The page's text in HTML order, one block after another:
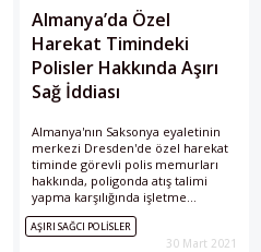
Almanya’da Özel
Harekat Timindeki
Polisler Hakkında Aşırı
Sağ İddiası
Almanya'nın Saksonya eyaletinin
merkezi Dresden'de özel harekat
timinde görevli polis memurları
hakkında, poligonda atış talimi
yapma karşılığında işletme
sahibine 7 bin mermi verdikleri
gerekçesiyle soruşturma açıldı.
AŞIRI SAĞCI POLISLER
30 Mart 2021